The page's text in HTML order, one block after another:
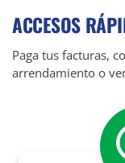
ACCESOS
Paga tus facturas,
arrendamiento o